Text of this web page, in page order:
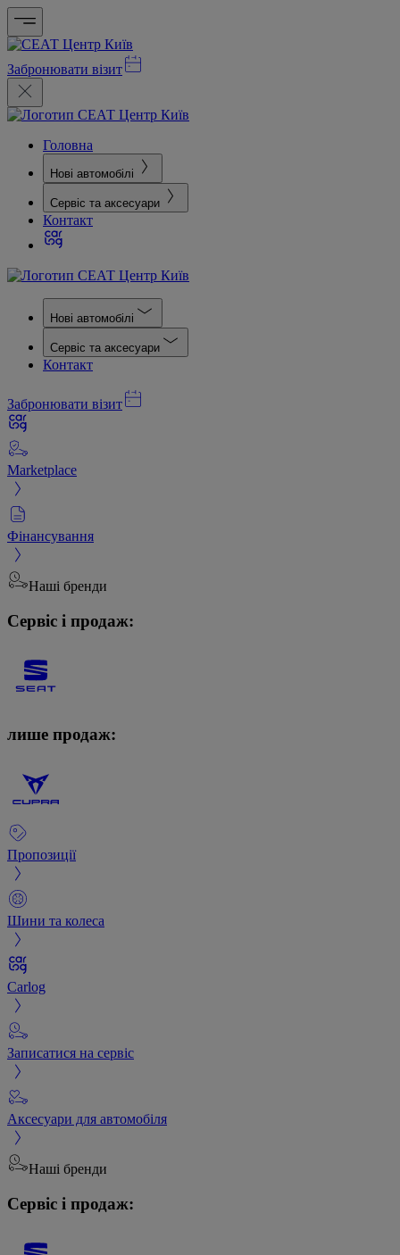
Забронювати візит
Головна
Нові автомобілі
Сервіс та аксесуари
Контакт
Нові автомобілі
Сервіс та аксесуари
Контакт
Забронювати візит
Marketplace
Фінансування
Наші бренди
Сервіс і продаж:
лише продаж:
Пропозиції
Шини та колеса
Carlog
Записатися на сервіс
Аксесуари для автомобіля
Наші бренди
Сервіс і продаж: